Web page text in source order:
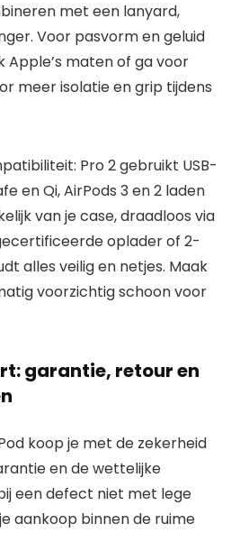
met een lanyard,
Voor pasvorm en geluid
Apple’s maten of ga voor
meer isolatie en grip tijdens
Pro 2 gebruikt USB-
en Qi, AirPods 3 en 2 laden
van je case, draadloos via
oplader of 2-
alles veilig en netjes. Maak
voorzichtig schoon voor
garantie, retour en
koop je met de zekerheid
en de wettelijke
een defect niet met lege
aankoop binnen de ruime